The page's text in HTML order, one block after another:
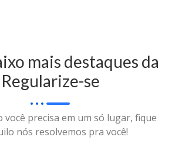
mais destaques da
Regularize-se
você precisa em um só lugar, fique
nós resolvemos pra você!